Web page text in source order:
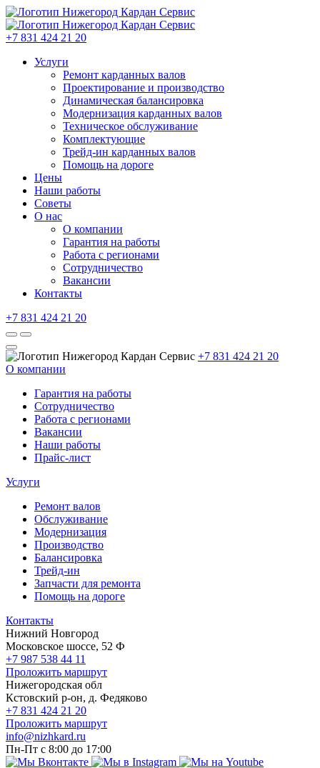
+7 831 424 21 20
Услуги
Ремонт карданных валов
Проектирование и производство
Динамическая балансировка
Модернизация карданных валов
Техническое обслуживание
Комплектующие
Трейд-ин карданных валов
Помощь на дороге
Цены
Наши работы
Советы
О нас
О компании
Гарантия на работы
Работа с регионами
Сотрудничество
Вакансии
Контакты
+7 831 424 21 20
+7 831 424 21 20
О компании
Гарантия на работы
Сотрудничество
Работа с регионами
Вакансии
Наши работы
Прайс-лист
Услуги
Ремонт валов
Обслуживание
Модернизация
Производство
Балансировка
Трейд-ин
Запчасти для ремонта
Помощь на дороге
Контакты
Нижний Новгород
Московское шоссе, 52 Ф
+7 987 538 44 11
Проложить маршрут
Нижегородская обл
Кстовский р-он, д. Федяково
+7 831 424 21 20
Проложить маршрут
info@nizhkard.ru
Пн-Пт с 8:00 до 17:00